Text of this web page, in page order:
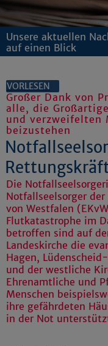
Unsere aktuellen
auf einen Blick
VORLESEN
Großer Dank von
alle, die
und verzweifelten
beizustehen
Die
Notfallseelsorger
von Westfalen
Flutkatastrophe im
betroffen sind auf
Landeskirche die
Hagen,
und der westliche
Ehrenamtliche und
Menschen
ihre gefährdeten
in der Not